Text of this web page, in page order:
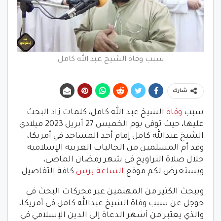
سبب وفاة الشيخ عبد الله كامل
شارك
سبب وفاة الشيخ عبد الله كامل، كلمات زاد البحث
عليها، حيث توفى يوم الخميس 27 أبريل 2023 ميلادي
الشيخ عبدالله كامل إمام أحد المساجد في أمريكا،
وقد أم المسلمين من الجاليات العربية الإسلامية
خلال صلاة التراويح في شهر رمضان الماضي،
ويستعرض لكم موقع الساعة برس كافة التفاصيل.
ويبحث الكثير من المهتمين عبر محركات البحث في
جوجل عن سبب وفاة الشيخ عبدالله كامل في أمريكا،
والذي يعتبر من أشهر الدعاة إلى الدين الإسلامي في